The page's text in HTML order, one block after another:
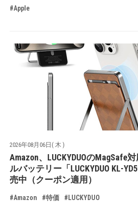
#Apple
2026年08月06日( 木 )
Amazon、LUCKYDUOのMagSafe
ルバッテリー「LUCKYDUO KL-
売中（クーポン適用）
#Amazon #特価 #LUCKYDUO